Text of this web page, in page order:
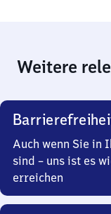
Weitere
Auch wenn Sie in
sind – uns ist es
erreichen